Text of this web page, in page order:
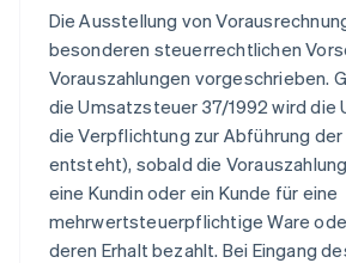
Die Ausstellung von
besonderen steuerrechtlichen
Vorauszahlungen vorgeschrieben.
die Umsatzsteuer 37/1992 wird die
die Verpflichtung zur Abführung
entsteht), sobald die
eine Kundin oder ein Kunde für eine
mehrwertsteuerpflichtige Ware
deren Erhalt bezahlt. Bei Eingang